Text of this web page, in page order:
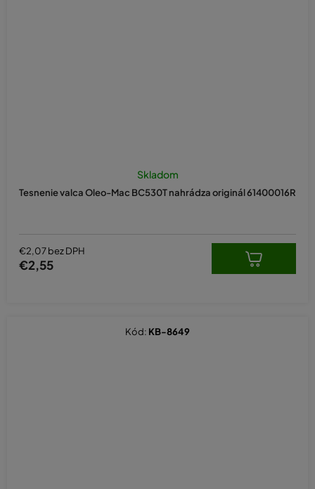
Tesnenie valca Oleo-Mac BC530T nahrádza originál 61400016R
Skladom
€2,07 bez DPH
€2,55
Kód: KB-8649